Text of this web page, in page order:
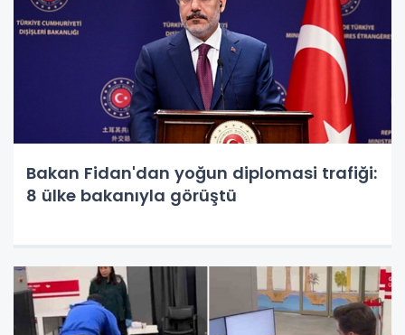
Bakan Fidan'dan yoğun diplomasi trafiği:
8 ülke bakanıyla görüştü